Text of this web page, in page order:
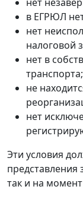
в ЕГРЮЛ
нет
налоговой
нет в
транспорта;
не
нет
Эти условия
представления
так и на